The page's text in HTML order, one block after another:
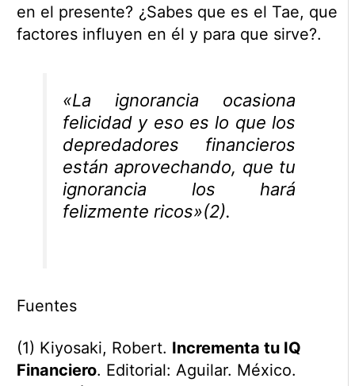
en el presente? ¿Sabes que es el Tae, que
factores influyen en él y para que sirve?.
«La ignorancia ocasiona
felicidad y eso es lo que los
depredadores financieros
están aprovechando, que tu
ignorancia los hará
felizmente ricos»(2).
Fuentes
(1) Kiyosaki, Robert. Incrementa tu IQ
Financiero. Editorial: Aguilar. México.